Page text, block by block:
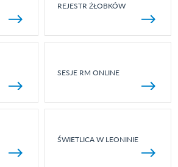
REJESTR ŻŁOBKÓW
SESJE RM ONLINE
ŚWIETLICA W LEONINIE